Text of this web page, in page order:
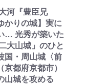
河『豊臣兄
かりの城】実に
… 光秀が築いた
大山城」のひと
国・周山城〈前
京都府京都市）
山城を攻める